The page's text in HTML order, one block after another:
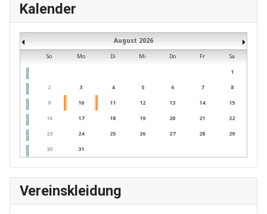
Kalender
August 2026
So Mo Di Mi Do Fr
Sa
1
2
3 4 5 6 7
8
9
10 11 12 13 14
15
16
17 18 19 20 21
22
23
24 25 26 27 28
29
30
31
Vereinskleidung